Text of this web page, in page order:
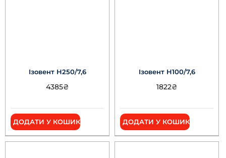
Ізовент Н250/7,6
4385₴
ДОДАТИ У КОШИК
Ізовент Н100/7,6
1822₴
ДОДАТИ У КОШИК